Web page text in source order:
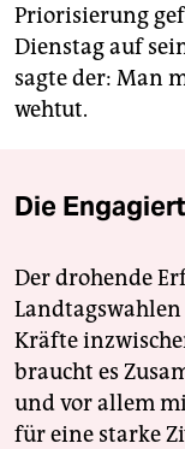
Priorisierung
Dienstag auf
sagte der: Man
wehtut.
Die
Der drohende
Kräfte
braucht es
und vor allem
für eine starke